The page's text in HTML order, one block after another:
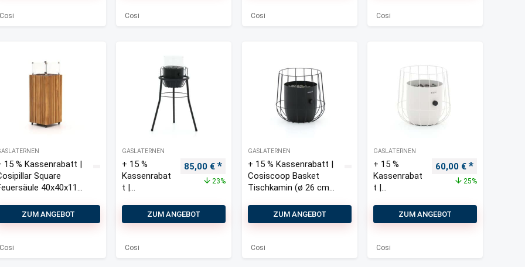
Cosi Cosi Cosi Cosi
15 % Kassenrabatt |
Square
40x40x110
ZUM ANGEBOT
Cosi
GASLATERNEN
+ 15 %
Kassenrabat
t |
Basket High
Tischkamin
76,5 cm)
Ursprünglicher Preis war: 110,00 €
85,00 € Aktueller Preis ist: 85,00 €.
23%
ZUM ANGEBOT
Cosi
GASLATERNEN
+ 15 % Kassenrabatt |
Cosiscoop Basket
Tischkamin (ø 26 cm,
ZUM ANGEBOT
Cosi
GASLATERNEN
+ 15 %
Kassenrabat
t |
Basket
Tischkamin
31 cm)
Ursprünglicher Preis
60,00 € Aktueller
25%
ZUM ANGEBOT
Cosi